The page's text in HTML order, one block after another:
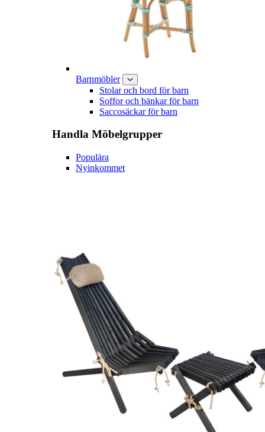
Barnmöbler
Stolar och bord för barn
Soffor och bänkar för barn
Saccosäckar för barn
Handla Möbelgrupper
Populära
Nyinkommet